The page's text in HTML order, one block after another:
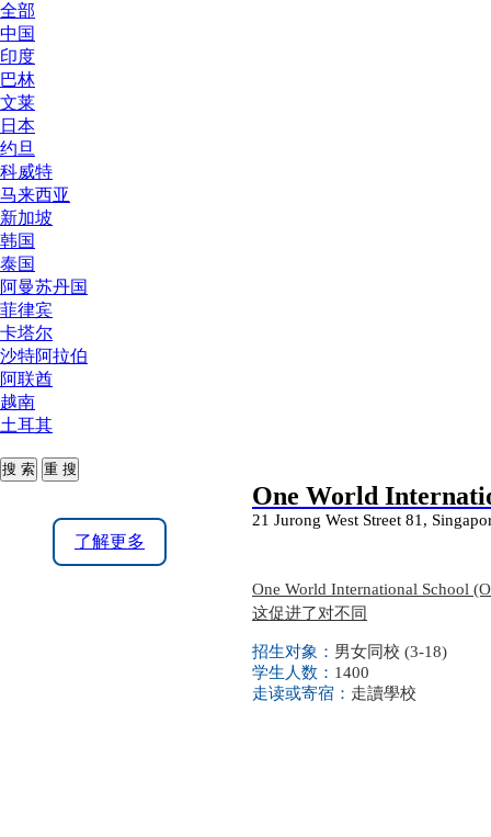
全部
中国
印度
巴林
文莱
日本
约旦
科威特
马来西亚
新加坡
韩国
泰国
阿曼苏丹国
菲律宾
卡塔尔
沙特阿拉伯
阿联酋
越南
土耳其
了解更多
One World
21 Jurong West Street 81,
One World International School
这促进了对不同
招生对象： 男女同校 (3-18)
学生人数： 1400
走读或寄宿： 走讀學校